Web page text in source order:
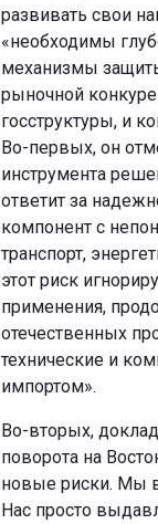
развивать свои
«необходимы
механизмы
рыночной
госструктуры, и
Во-первых, он
инструмента
ответит за
компонент с
транспорт,
этот риск
применения,
отечественных
технические и
импортом».
Во-вторых,
поворота на
новые риски. Мы
Нас просто